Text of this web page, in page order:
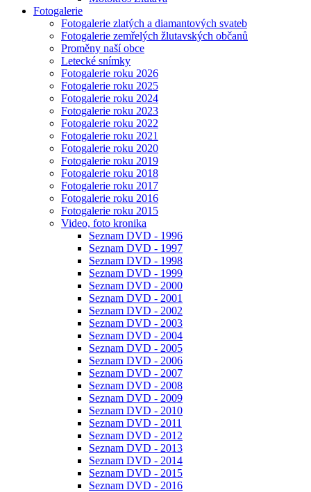
Fotogalerie
Fotogalerie zlatých a diamantových svateb
Fotogalerie zemřelých žlutavských občanů
Proměny naší obce
Letecké snímky
Fotogalerie roku 2026
Fotogalerie roku 2025
Fotogalerie roku 2024
Fotogalerie roku 2023
Fotogalerie roku 2022
Fotogalerie roku 2021
Fotogalerie roku 2020
Fotogalerie roku 2019
Fotogalerie roku 2018
Fotogalerie roku 2017
Fotogalerie roku 2016
Fotogalerie roku 2015
Video, foto kronika
Seznam DVD - 1996
Seznam DVD - 1997
Seznam DVD - 1998
Seznam DVD - 1999
Seznam DVD - 2000
Seznam DVD - 2001
Seznam DVD - 2002
Seznam DVD - 2003
Seznam DVD - 2004
Seznam DVD - 2005
Seznam DVD - 2006
Seznam DVD - 2007
Seznam DVD - 2008
Seznam DVD - 2009
Seznam DVD - 2010
Seznam DVD - 2011
Seznam DVD - 2012
Seznam DVD - 2013
Seznam DVD - 2014
Seznam DVD - 2015
Seznam DVD - 2016